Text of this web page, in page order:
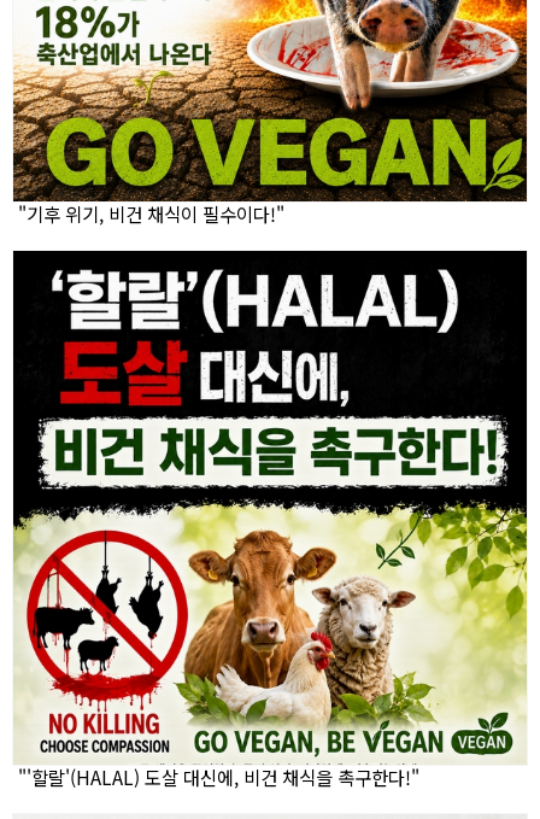
"기후 위기, 비건 채식이 필수이다!"
"'할랄'(HALAL) 도살 대신에, 비건 채식을 촉구한다!"